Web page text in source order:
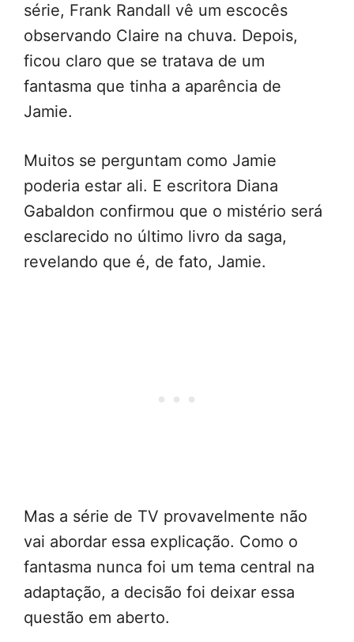
série, Frank Randall vê um escocês
observando Claire na chuva. Depois,
ficou claro que se tratava de um
fantasma que tinha a aparência de
Jamie.
Muitos se perguntam como Jamie
poderia estar ali. E escritora Diana
Gabaldon confirmou que o mistério será
esclarecido no último livro da saga,
revelando que é, de fato, Jamie.
Mas a série de TV provavelmente não
vai abordar essa explicação. Como o
fantasma nunca foi um tema central na
adaptação, a decisão foi deixar essa
questão em aberto.